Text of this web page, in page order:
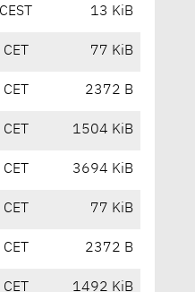
13 KiB
77 KiB
2372 B
1504 KiB
3694 KiB
77 KiB
2372 B
1492 KiB